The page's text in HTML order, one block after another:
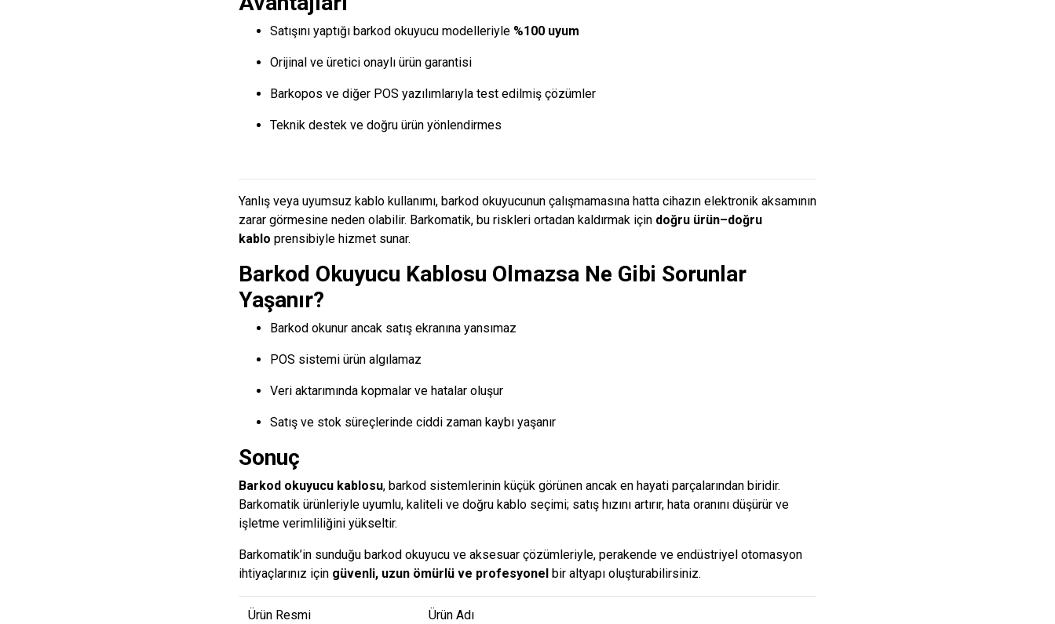
Satışını yaptığı barkod okuyucu modelleriyle %100 uyum
Orijinal ve üretici onaylı ürün garantisi
Barkopos ve diğer POS yazılımlarıyla test edilmiş çözümler
Teknik destek ve doğru ürün yönlendirmes
Yanlış veya uyumsuz kablo kullanımı, barkod okuyucunun çalışmamasına hatta cihazın elektronik aksamının
zarar görmesine neden olabilir. Barkomatik, bu riskleri ortadan kaldırmak için doğru ürün–doğru
kablo prensibiyle hizmet sunar.
Barkod Okuyucu Kablosu Olmazsa Ne Gibi Sorunlar
Yaşanır?
Barkod okunur ancak satış ekranına yansımaz
POS sistemi ürün algılamaz
Veri aktarımında kopmalar ve hatalar oluşur
Satış ve stok süreçlerinde ciddi zaman kaybı yaşanır
Sonuç
Barkod okuyucu kablosu, barkod sistemlerinin küçük görünen ancak en hayati parçalarından biridir.
Barkomatik ürünleriyle uyumlu, kaliteli ve doğru kablo seçimi; satış hızını artırır, hata oranını düşürür ve
işletme verimliliğini yükseltir.
Barkomatik’in sunduğu barkod okuyucu ve aksesuar çözümleriyle, perakende ve endüstriyel otomasyon
ihtiyaçlarınız için güvenli, uzun ömürlü ve profesyonelbir altyapı oluşturabilirsiniz.
Ürün Resmi Ürün Adı